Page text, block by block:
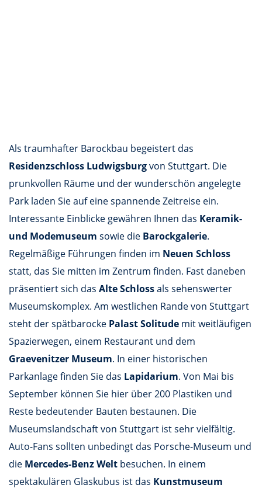
Als traumhafter Barockbau begeistert das
Residenzschloss Ludwigsburgvon Stuttgart. Die
prunkvollen Räume und der wunderschön angelegte
Park laden Sie auf eine spannende Zeitreise ein.
Interessante Einblicke gewähren Ihnen das Keramik-
und Modemuseum sowie die Barockgalerie.
Regelmäßige Führungen finden im Neuen Schloss
statt, das Sie mitten im Zentrum finden. Fast daneben
präsentiert sich das Alte Schlossals sehenswerter
Museumskomplex. Am westlichen Rande von Stuttgart
steht der spätbarocke Palast Solitude mit weitläufigen
Spazierwegen, einem Restaurant und dem
Graevenitzer Museum. In einer historischen
Parkanlage finden Sie das Lapidarium. Von Mai bis
September können Sie hier über 200 Plastiken und
Reste bedeutender Bauten bestaunen. Die
Museumslandschaft von Stuttgart ist sehr vielfältig.
Auto-Fans sollten unbedingt das Porsche-Museum und
die Mercedes-Benz Welt besuchen. In einem
spektakulären Glaskubus ist das Kunstmuseum